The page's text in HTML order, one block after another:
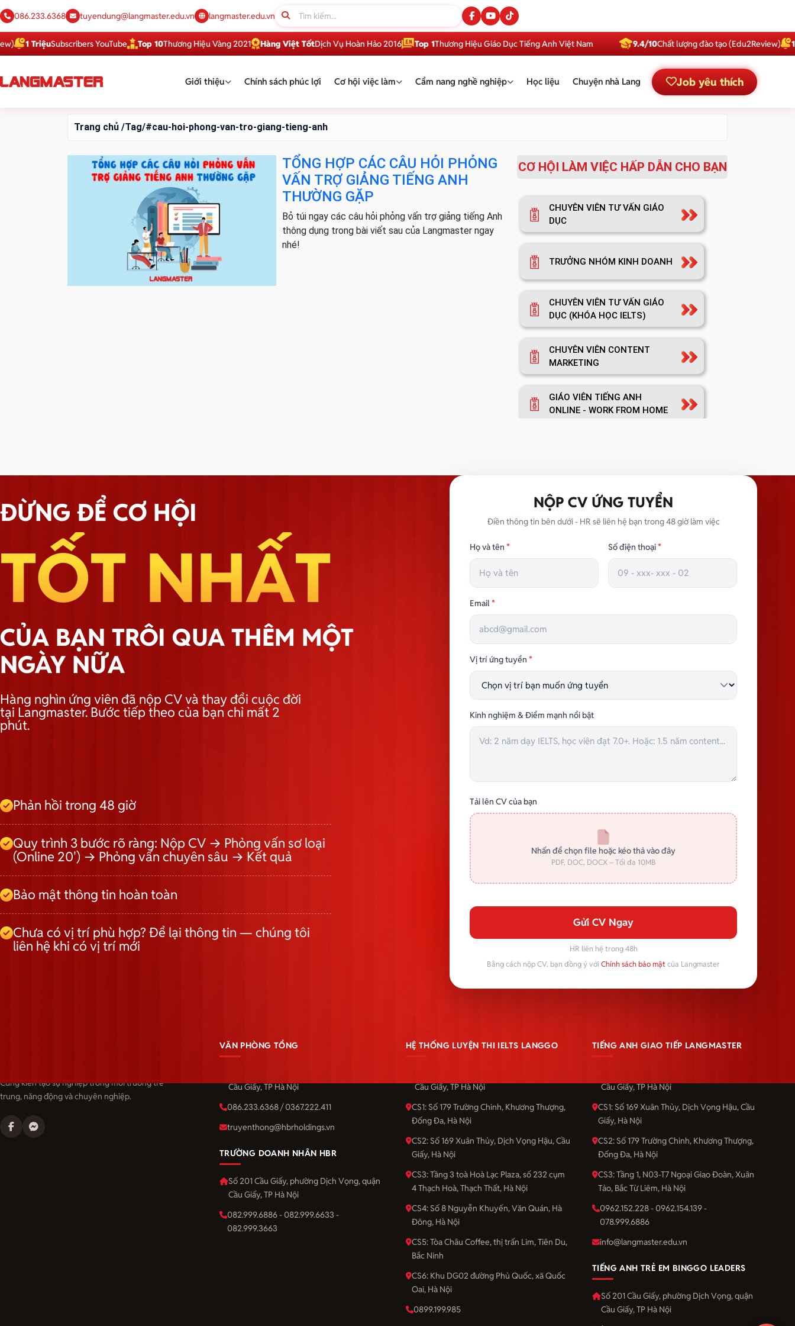
086.233.6368 tuyendung@langmaster.edu.vn langmaster.edu.vn
1 TriệuSubscribers YouTube Top 10Thương Hiệu Vàng 2021 Hàng Việt Tốt Dịch Vụ Hoàn Hảo 2016 Top 1Thương Hiệu Giáo Dục Tiếng Anh Việt Nam 9.4/10Chất lượng đào tạo (Edu2Review) 1
Giới thiệu Chính sách phúc lợi Cơ hội việc làm Cẩm nang nghề nghiệp Học liệu Chuyện nhà Lang Job yêu thích
Trang chủ /Tag/#cau-hoi-phong-van-tro-giang-tieng-anh
TỔNG HỢP CÁC CÂU HỎI PHỎNG
VẤN TRỢ GIẢNG TIẾNG ANH
THƯỜNG GẶP
Bỏ túi ngay các câu hỏi phỏng vấn trợ giảng tiếng Anh
thông dụng trong bài viết sau của Langmaster ngay
nhé!
CƠ HỘI LÀM VIỆC HẤP DẪN CHO BẠN
CHUYÊN VIÊN TƯ VẤN GIÁO
DỤC
TRƯỞNG NHÓM KINH DOANH
CHUYÊN VIÊN TƯ VẤN GIÁO
DỤC (KHÓA HỌC IELTS)
CHUYÊN VIÊN CONTENT
MARKETING
GIÁO VIÊN TIẾNG ANH
ONLINE - WORK FROM HOME
TRƯỞNG PHÒNG MARKETING
CHUYÊN VIÊN MARKETING
ĐỪNG ĐỂ CƠ HỘI
TỐT NHẤT
CỦA BẠN TRÔI QUA THÊM MỘT
NGÀY NỮA
Hàng nghìn ứng viên đã nộp CV và thay đổi cuộc đời
tại Langmaster. Bước tiếp theo của bạn chỉ mất 2
phút.
Phản hồi trong 48 giờ
Quy trình 3 bước rõ ràng: Nộp CV → Phỏng vấn sơ loại
(Online 20') → Phỏng vấn chuyên sâu → Kết quả
Bảo mật thông tin hoàn toàn
Chưa có vị trí phù hợp? Để lại thông tin — chúng tôi
liên hệ khi có vị trí mới
NỘP CV ỨNG TUYỂN
Điền thông tin bên dưới - HR sẽ liên hệ bạn trong 48 giờ làm việc
Họ và tên * Số điện thoại*
Email*
Vị trí ứng tuyển *
Kinh nghiệm & Điểm mạnh nổi bật
Tải lên CV của bạn
Nhấn để chọn file hoặc kéo thả vào đây
PDF, DOC, DOCX – Tối đa 10MB
Gửi CV Ngay
HR liên hệ trong 48h
Bằng cách nộp CV, bạn đồng ý với Chính sách bảo mật của Langmaster
Cùng kiến tạo sự nghiệp trong môi trường trẻ
trung, năng động và chuyên nghiệp.
VĂN PHÒNG TỔNG
Cầu Giấy, TP Hà Nội
086.233.6368 / 0367.222.411
truyenthong@hbrholdings.vn
TRƯỜNG DOANH NHÂN HBR
Số 201 Cầu Giấy, phường Dịch Vọng, quận
Cầu Giấy, TP Hà Nội
082.999.6886 - 082.999.6633 -
082.999.3663
HỆ THỐNG LUYỆN THI IELTS LANGGO
Cầu Giấy, TP Hà Nội
CS1: Số 179 Trường Chinh, Khương Thượng,
Đống Đa, Hà Nội
CS2: Số 169 Xuân Thủy, Dịch Vọng Hậu, Cầu
Giấy, Hà Nội
CS3: Tầng 3 toà Hoà Lạc Plaza, số 232 cụm
4 Thạch Hoà, Thạch Thất, Hà Nội
CS4: Số 8 Nguyễn Khuyến, Văn Quán, Hà
Đông, Hà Nội
CS5: Tòa Châu Coffee, thị trấn Lim, Tiên Du,
Bắc Ninh
CS6: Khu DG02 đường Phủ Quốc, xã Quốc
Oai, Hà Nội
0899.199.985
TIẾNG ANH GIAO TIẾP LANGMASTER
Cầu Giấy, TP Hà Nội
CS1: Số 169 Xuân Thủy, Dịch Vọng Hậu, Cầu
Giấy, Hà Nội
CS2: Số 179 Trường Chinh, Khương Thượng,
Đống Đa, Hà Nội
CS3: Tầng 1, N03-T7 Ngoại Giao Đoàn, Xuân
Tảo, Bắc Từ Liêm, Hà Nội
0962.152.228 - 0962.154.139 -
078.999.6886
info@langmaster.edu.vn
TIẾNG ANH TRẺ EM BINGGO LEADERS
Số 201 Cầu Giấy, phường Dịch Vọng, quận
Cầu Giấy, TP Hà Nội